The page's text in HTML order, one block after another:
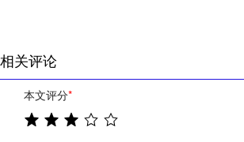
相关评论
本文评分*